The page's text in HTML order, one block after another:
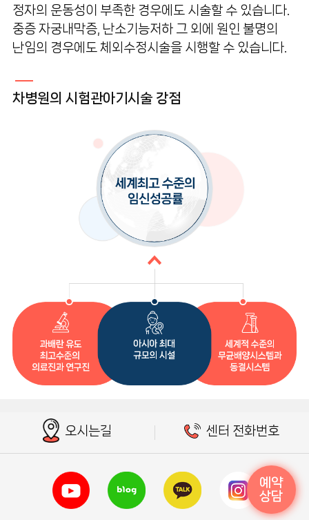
정자의 운동성이 부족한 경우에도 시술할 수 있습니다.
중증 자궁내막증, 난소기능저하 그 외에 원인 불명의
난임의 경우에도 체외수정시술을 시행할 수 있습니다.
차병원의 시험관아기시술 강점
예약
상담
오시는길 센터 전화번호